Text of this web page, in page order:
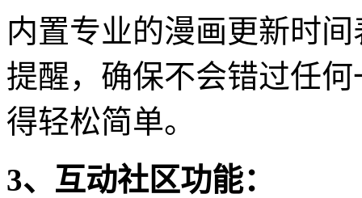
内置专业的漫画更新时
提醒，确保不会错过任
得轻松简单。
3、互动社区功能：